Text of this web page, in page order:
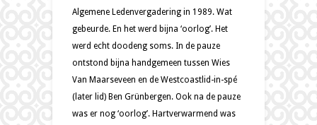
Algemene Ledenvergadering in 1989. Wat
gebeurde. En het werd bijna ‘oorlog’. Het
werd echt doodeng soms. In de pauze
ontstond bijna handgemeen tussen Wies
Van Maarseveen en de Westcoastlid-in-spé
(later lid) Ben Grünbergen. Ook na de pauze
was er nog ‘oorlog’. Hartverwarmend was